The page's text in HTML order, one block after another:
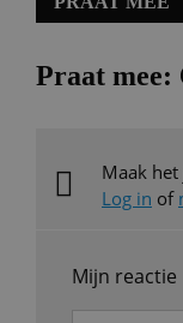
Praat mee:
Maak
Log in of
Mijn reactie